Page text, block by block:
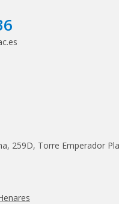
259D, Torre Emperador